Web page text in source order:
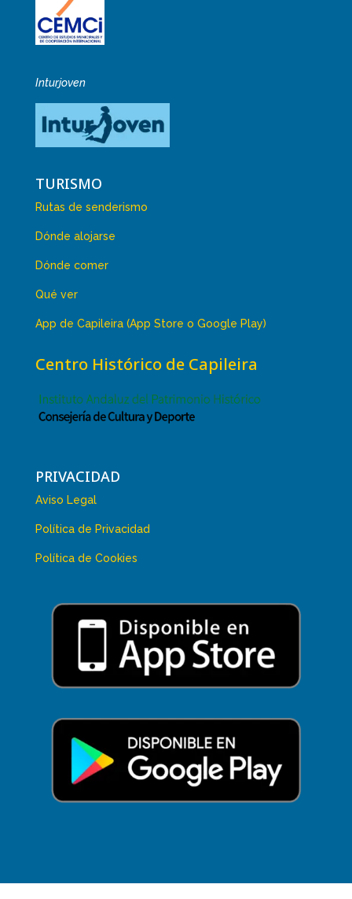
Inturjoven
TURISMO
Rutas de senderismo
Dónde alojarse
Dónde comer
Qué ver
App de Capileira (App Store o Google Play)
Centro Histórico de Capileira
PRIVACIDAD
Aviso Legal
Política de Privacidad
Política de Cookies